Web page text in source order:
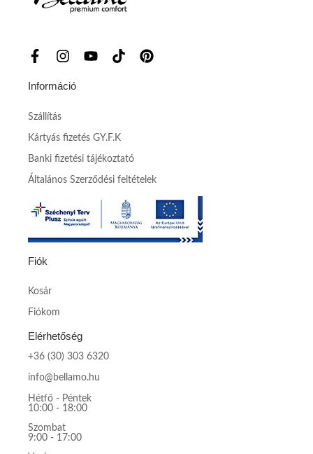
Információ
Szállítás
Kártyás fizetés GY.F.K
Banki fizetési tájékoztató
Általános Szerződési feltételek
Fiók
Kosár
Fiókom
Elérhetőség
+36 (30) 303 6320
info@bellamo.hu
Hétfő - Péntek
10:00 - 18:00
Szombat
9:00 - 17:00